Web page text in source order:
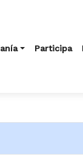
Participa